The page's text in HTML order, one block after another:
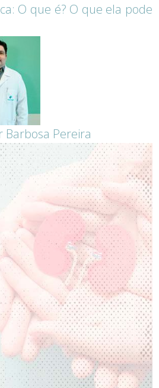
O que é? O que ela pode
Barbosa Pereira